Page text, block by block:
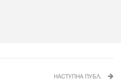
НАСТУПНА ПУБЛ.